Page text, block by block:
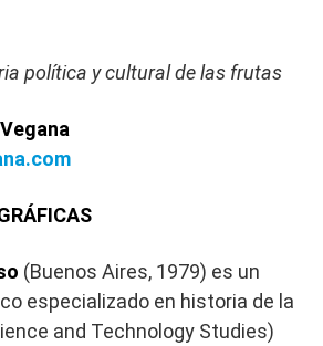
política y cultural de las frutas
(Buenos Aires, 1979) es un
especializado en historia de la
and Technology Studies)